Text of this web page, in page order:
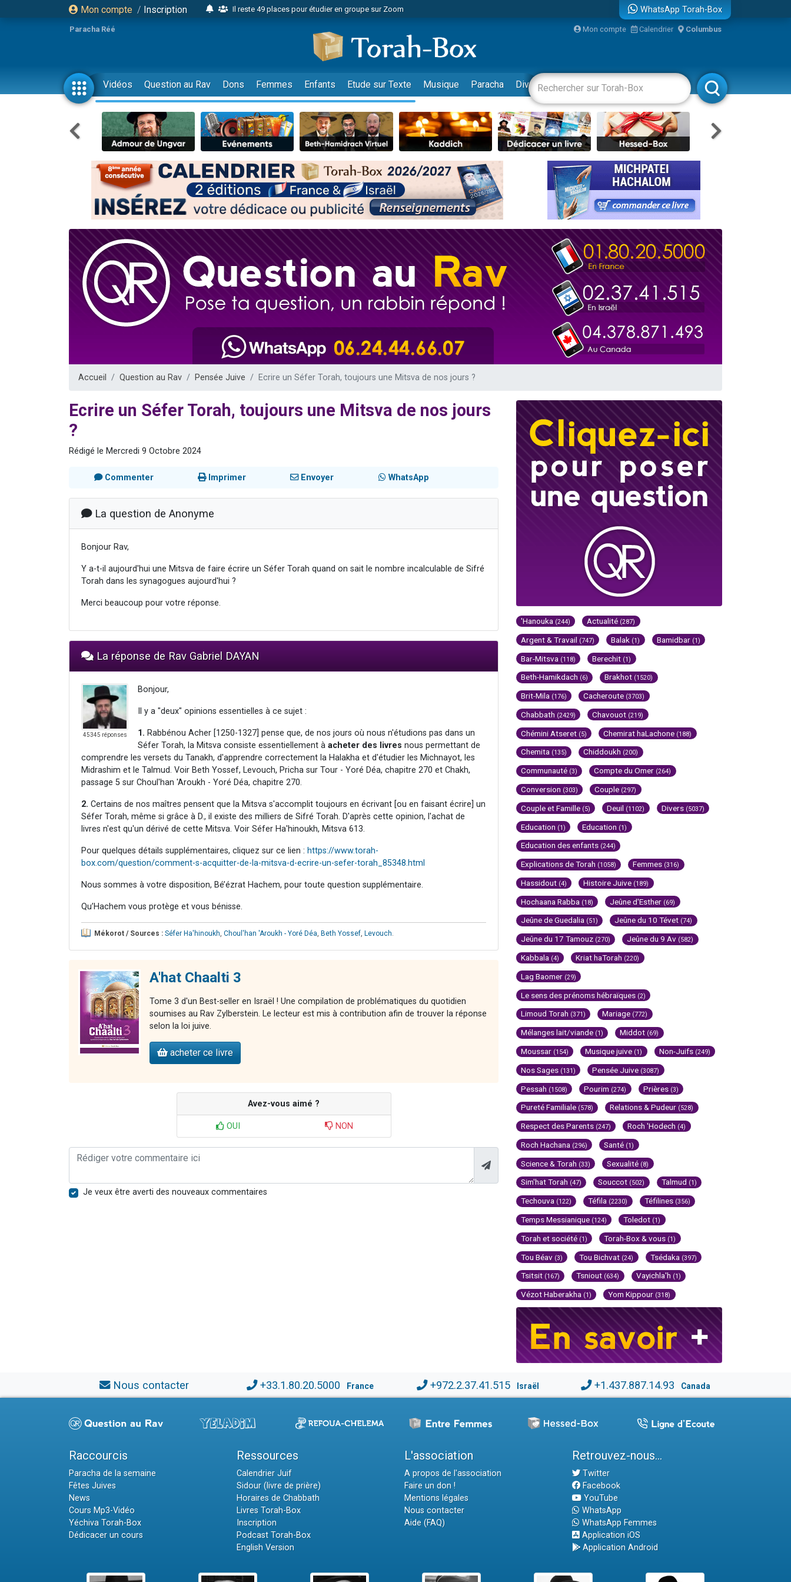
Mon compte / Inscription
Il reste 49 places pour étudier en groupe sur Zoom
2 personnes viennent de nous rejoindre sur WhatsApp
6 personnes viennent de nous rejoindre sur WhatsApp
4 personnes viennent de faire un don pour Reloger Rivka, 6 enfants, victime de violences...
2 personnes viennent de faire un don pour 1 Journée de Vacances Pour les Enfants
17 personnes viennent de demander une bénédiction
4 personnes viennent de nous rejoindre sur WhatsApp
Il reste 49 places pour étudier en groupe sur Zoom
Eva vient de donner son Maasser
4 personnes viennent de nous rejoindre sur WhatsApp
3 personnes viennent de nous rejoindre sur WhatsApp
Odaya vient de donner son Maasser
3 personnes viennent de faire un don pour 5 jours de vacances aux Orphelins
2 personnes viennent de nous rejoindre sur WhatsApp
13 personnes viennent de demander une bénédiction
Il reste 49 places pour étudier en groupe sur Zoom
12 nouvelles musiques dans Torah-Box Music
29 personnes viennent de demander une bénédiction
WhatsApp Torah-Box
Paracha Réé Mon compte Calendrier Columbus
Vidéos Question au Rav Dons Femmes Enfants Etude sur Texte Musique Paracha Divertissements Livres Rabbanim
Accueil Question au Rav Pensée Juive Ecrire un Séfer Torah, toujours une Mitsva de nos jours ?
Ecrire un Séfer Torah, toujours une Mitsva de nos jours
?
Rédigé le Mercredi 9 Octobre 2024
Commenter Imprimer Envoyer WhatsApp
La question de Anonyme
Bonjour Rav,
Y a-t-il aujourd'hui une Mitsva de faire écrire un Séfer Torah quand on sait le nombre incalculable de Sifré
Torah dans les synagogues aujourd'hui ?
Merci beaucoup pour votre réponse.
La réponse de Rav Gabriel DAYAN
45345 réponses
Bonjour,
Il y a "deux" opinions essentielles à ce sujet :
1. Rabbénou Acher [1250-1327] pense que, de nos jours où nous n'étudions pas dans un
Séfer Torah, la Mitsva consiste essentiellement à acheter des livres nous permettant de
comprendre les versets du Tanakh, d'apprendre correctement la Halakha et d'étudier les Michnayot, les
Midrashim et le Talmud. Voir Beth Yossef, Levouch, Pricha sur Tour - Yoré Déa, chapitre 270 et Chakh,
passage 5 sur Choul'han 'Aroukh - Yoré Déa, chapitre 270.
2. Certains de nos maîtres pensent que la Mitsva s'accomplit toujours en écrivant [ou en faisant écrire] un
Séfer Torah, même si grâce à D., il existe des milliers de Sifré Torah. D'après cette opinion, l'achat de
livres n'est qu'un dérivé de cette Mitsva. Voir Séfer Ha'hinoukh, Mitsva 613.
Pour quelques détails supplémentaires, cliquez sur ce lien : https://www.torah-
box.com/question/comment-s-acquitter-de-la-mitsva-d-ecrire-un-sefer-torah_85348.html
Nous sommes à votre disposition, Bé’ézrat Hachem, pour toute question supplémentaire.
Qu’Hachem vous protège et vous bénisse.
Mékorot / Sources : Séfer Ha'hinoukh Choul'han 'Aroukh - Yoré Déa Beth Yossef Levouch
A'hat Chaalti 3
Tome 3 d'un Best-seller en Israël ! Une compilation de problématiques du quotidien
soumises au Rav Zylberstein. Le lecteur est mis à contribution afin de trouver la réponse
selon la loi juive.
acheter ce livre
Avez-vous aimé ?
OUI NON
Je veux être averti des nouveaux commentaires
'Hanouka (244) Actualité (287)
Argent & Travail (747) Balak (1) Bamidbar (1)
Bar-Mitsva (118) Berechit (1)
Beth-Hamikdach (6) Brakhot (1520)
Brit-Mila (176) Cacheroute (3703)
Chabbath (2429) Chavouot (219)
Chémini Atseret (5) Chemirat haLachone (188)
Chemita (135) Chiddoukh (200)
Communauté (3) Compte du Omer (264)
Conversion (303) Couple (297)
Couple et Famille (5) Deuil (1102) Divers (5037)
Education (1) Education (1)
Education des enfants (244)
Explications de Torah (1058) Femmes (316)
Hassidout (4) Histoire Juive (189)
Hochaana Rabba (18) Jeûne d'Esther (69)
Jeûne de Guedalia (51) Jeûne du 10 Tévet (74)
Jeûne du 17 Tamouz (270) Jeûne du 9 Av (582)
Kabbala (4) Kriat haTorah (220)
Lag Baomer (29)
Le sens des prénoms hébraïques (2)
Limoud Torah (371) Mariage (772)
Mélanges lait/viande (1) Middot (69)
Moussar (154) Musique juive (1) Non-Juifs (249)
Nos Sages (131) Pensée Juive (3087)
Pessah (1508) Pourim (274) Prières (3)
Pureté Familiale (578) Relations & Pudeur (528)
Respect des Parents (247) Roch 'Hodech (4)
Roch Hachana (296) Santé (1)
Science & Torah (33) Sexualité (8)
Sim'hat Torah (47) Souccot (502) Talmud (1)
Techouva (122) Téfila (2230) Téfilines (356)
Temps Messianique (124) Toledot (1)
Torah et société (1) Torah-Box & vous (1)
Tou Béav (3) Tou Bichvat (24) Tsédaka (397)
Tsitsit (167) Tsniout (634) Vayichla'h (1)
Vézot Haberakha (1) Yom Kippour (318)
Nous contacter +33.1.80.20.5000 France +972.2.37.41.515 Israël +1.437.887.14.93 Canada
Raccourcis
Paracha de la semaine
Fêtes Juives
News
Cours Mp3-Vidéo
Yéchiva Torah-Box
Dédicacer un cours
Ressources
Calendrier Juif
Sidour (livre de prière)
Horaires de Chabbath
Livres Torah-Box
Inscription
Podcast Torah-Box
English Version
L'association
A propos de l'association
Faire un don !
Mentions légales
Nous contacter
Aide (FAQ)
Retrouvez-nous...
Twitter
Facebook
YouTube
WhatsApp
WhatsApp Femmes
Application iOS
Application Android